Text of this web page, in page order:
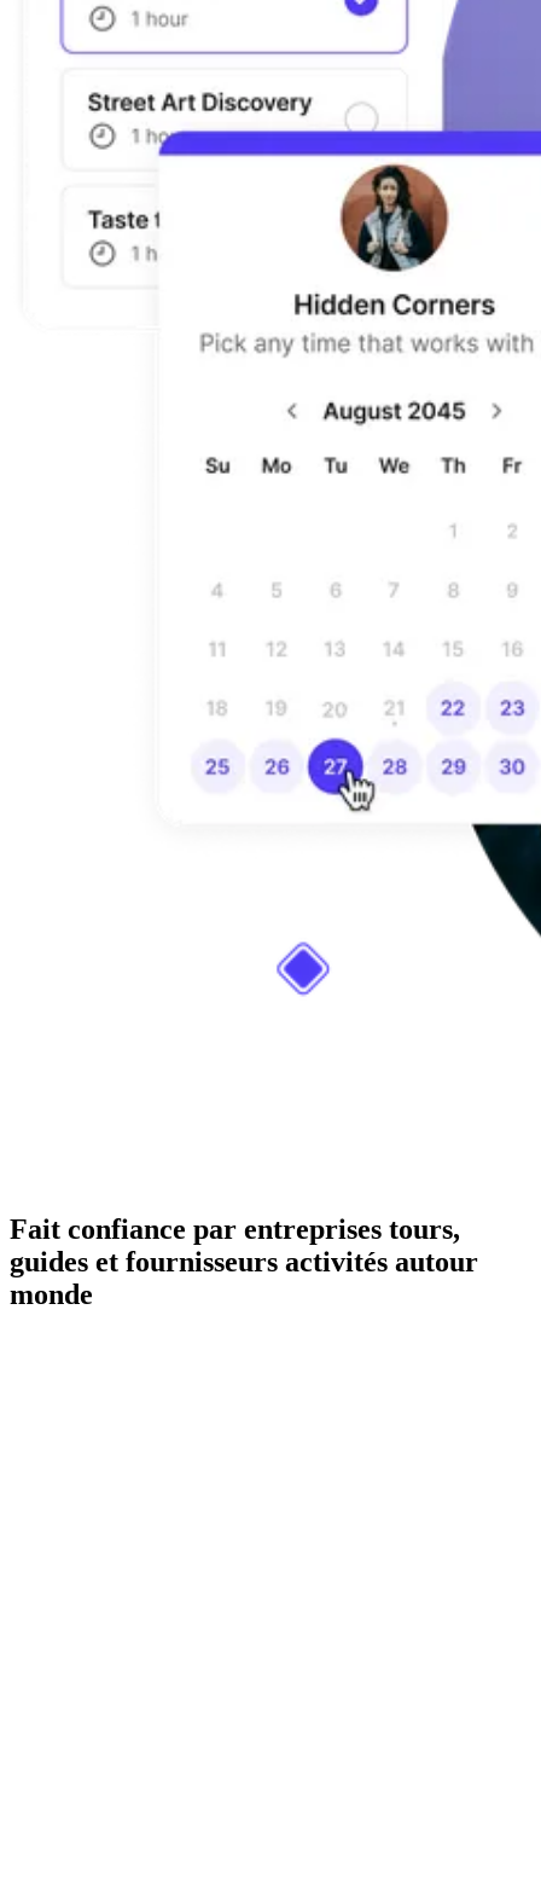
Fait confiance par entreprises tours,
guides et fournisseurs activités autour
monde